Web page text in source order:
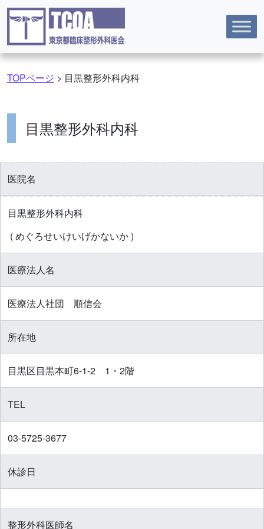
コンテンツへスキップ
TOPページ > 目黒整形外科内科
目黒整形外科内科
医院名
目黒整形外科内科
( めぐろせいけいげかないか )
医療法人名
医療法人社団 順信会
所在地
目黒区目黒本町6-1-2 1・2階‎
TEL
03-5725-3677
休診日
整形外科医師名